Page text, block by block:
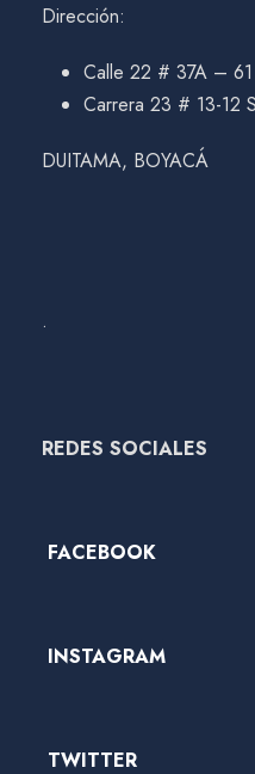
Dirección:
Calle 22 # 37A –
Carrera 23 # 13-12
DUITAMA, BOYACÁ
.
REDES SOCIALES
FACEBOOK
INSTAGRAM
TWITTER